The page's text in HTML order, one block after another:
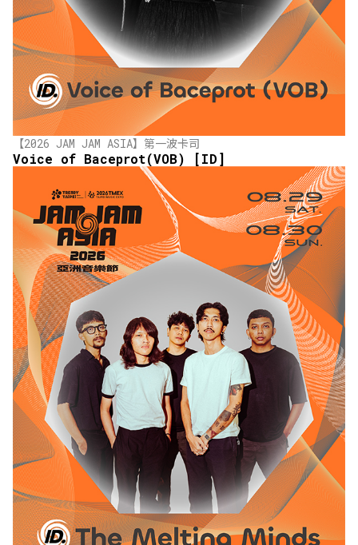
【2026 JAM JAM ASIA】第一波卡司
Voice of Baceprot(VOB) [ID]